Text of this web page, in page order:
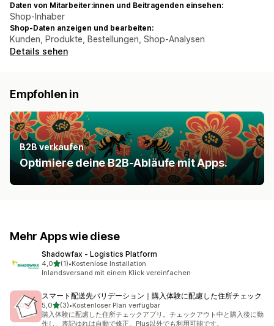
Daten von Mitarbeiter:innen und Beitragenden einsehen:
Shop-Inhaber
Shop-Daten anzeigen und bearbeiten:
Kunden, Produkte, Bestellungen, Shop-Analysen
Details sehen
Empfohlen in
B2B verkaufen
Optimiere deine B2B-Abläufe mit Apps.
Mehr Apps wie diese
Shadowfax ‑ Logistics Platform
4,0von 5 Sternen
(1)
1 Rezensionen insgesamt
•Kostenlose Installation
Inlandsversand mit einem Klick vereinfachen
スマート配送先バリデーション｜購入体験に配慮した住所チェック
5,0von 5 Sternen
(3)
3 Rezensionen insgesamt
•Kostenloser Plan verfügbar
購入体験に配慮した住所チェックアプリ。チェックアウト中と購入後に動
作し、表記ゆれは自動で修正。Plus以外でも利用可能です。